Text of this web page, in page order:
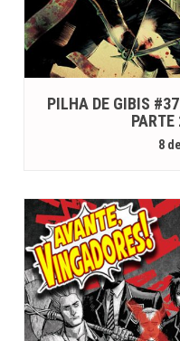
PILHA DE GIBIS
8